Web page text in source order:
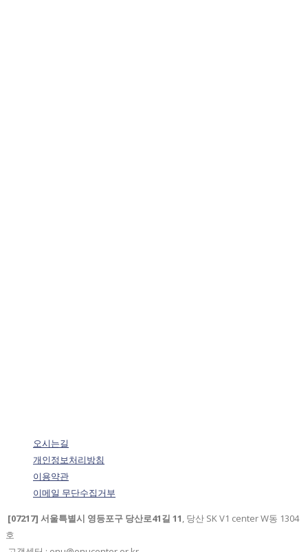
오시는길
개인정보처리방침
이용약관
이메일 무단수집거부
[07217] 서울특별시 영등포구 당산로41길 11, 당산 SK V1 center W동 1304
호